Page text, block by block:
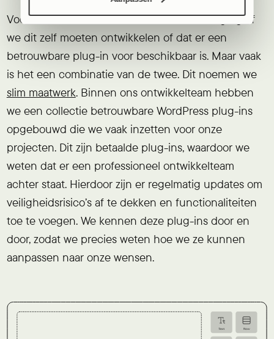
Voor elke functionaliteit maken we de afweging of
we dit zelf moeten ontwikkelen of dat er een
betrouwbare plug-in voor beschikbaar is. Maar vaak
is het een combinatie van de twee. Dit noemen we
slim maatwerk. Binnen ons ontwikkelteam hebben
we een collectie betrouwbare WordPress plug-ins
opgebouwd die we vaak inzetten voor onze
projecten. Dit zijn betaalde plug-ins, waardoor we
weten dat er een professioneel ontwikkelteam
achter staat. Hierdoor zijn er regelmatig updates om
veiligheidsrisico’s af te dekken en functionaliteiten
toe te voegen. We kennen deze plug-ins door en
door, zodat we precies weten hoe we ze kunnen
aanpassen naar onze wensen.